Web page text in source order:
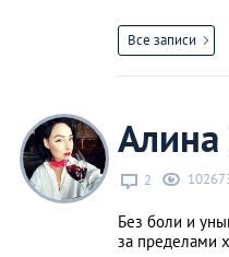
Все записи
2
Без боли и
за пределами